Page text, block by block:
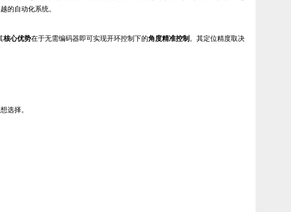
的自动化系统。
核心优势在于无需编码器即可实现开环控制下的角度精准控制 。其定位精度取决
选择。